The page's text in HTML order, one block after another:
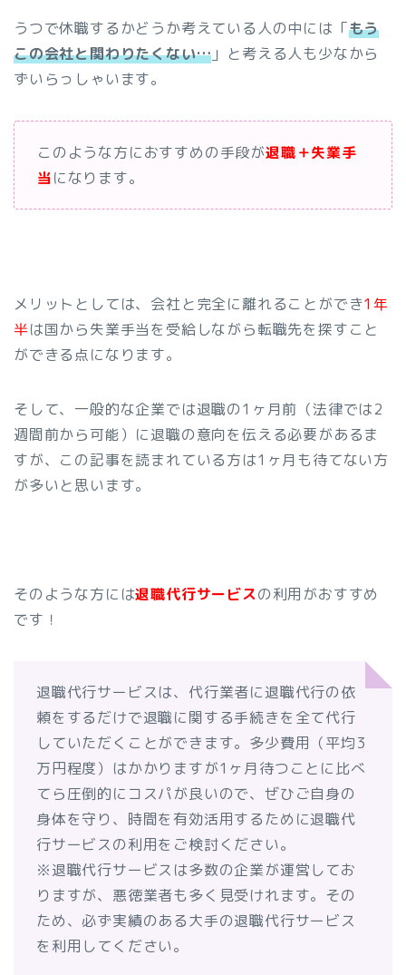
うつで休職するかどうか考えている人の中には「もう
この会社と関わりたくない… 」と考える人も少なから
ずいらっしゃいます。
このような方におすすめの手段が退職＋失業手
当になります。
メリットとしては、会社と完全に離れることができ1年
半は国から失業手当を受給しながら転職先を探すこと
ができる点になります。
そして、一般的な企業では退職の1ヶ月前（法律では2
週間前から可能）に退職の意向を伝える必要があるま
すが、この記事を読まれている方は1ヶ月も待てない方
が多いと思います。
そのような方には退職代行サービスの利用がおすすめ
です！
退職代行サービスは、代行業者に退職代行の依
頼をするだけで退職に関する手続きを全て代行
していただくことができます。多少費用（平均3
万円程度）はかかりますが1ヶ月待つことに比べ
てら圧倒的にコスパが良いので、ぜひご自身の
身体を守り、時間を有効活用するために退職代
行サービスの利用をご検討ください。
※退職代行サービスは多数の企業が運営してお
りますが、悪徳業者も多く見受けれます。その
ため、必ず実績のある大手の退職代行サービス
を利用してください。